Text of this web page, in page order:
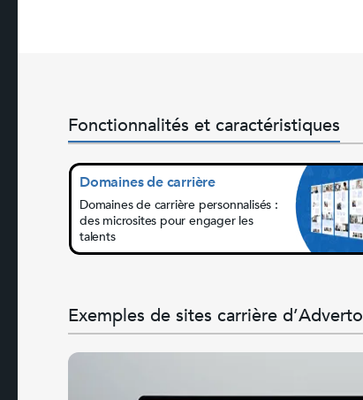
Fonctionnalités et caractéristiques
Domaines de carrière
Domaines de carrière personnalisés :
des microsites pour engager les
talents
Exemples de sites carrière d’Adverto